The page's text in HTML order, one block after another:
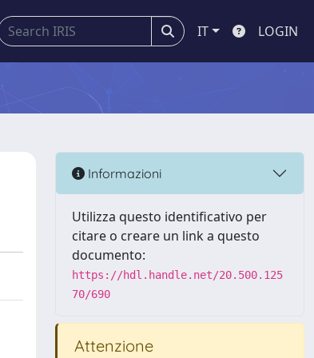
IT LOGIN
Informazioni
Utilizza questo identificativo per
citare o creare un link a questo
documento:
https://hdl.handle.net/20.500.125
70/690
Attenzione